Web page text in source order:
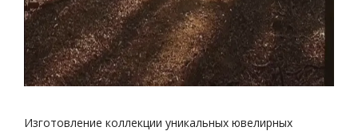
Изготовление коллекции уникальных ювелирных